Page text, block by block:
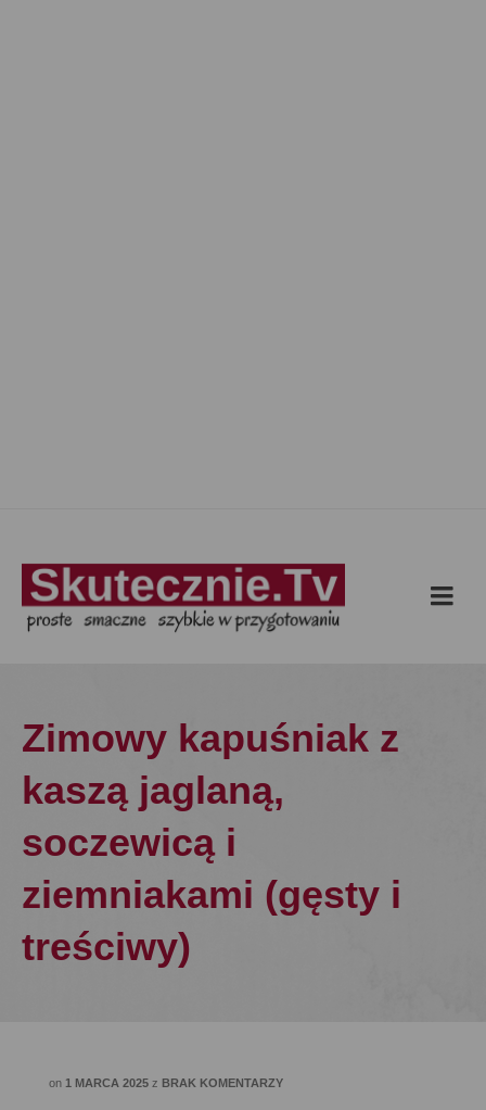
Zimowy kapuśniak z
kaszą jaglaną,
soczewicą i
ziemniakami (gęsty i
treściwy)
on 1 MARCA 2025 z BRAK KOMENTARZY